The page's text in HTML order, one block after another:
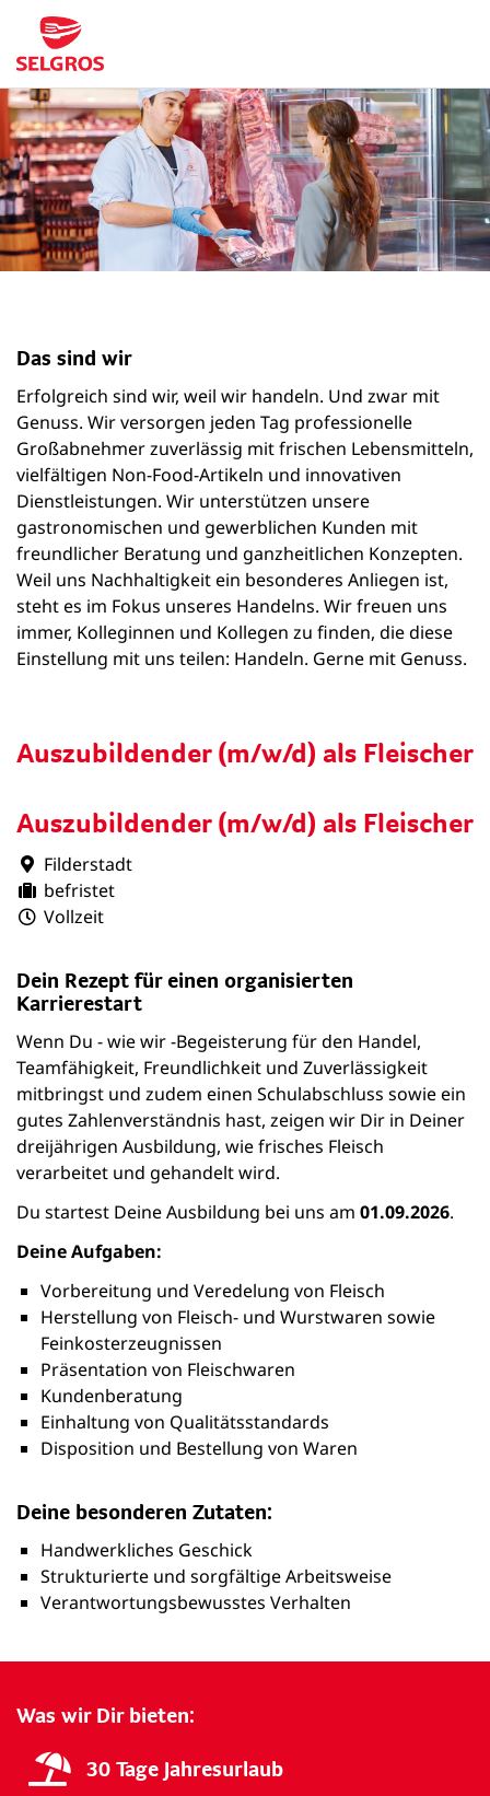
Auszubildender (m/w/d) als Fleischer
Filderstadt
befristet
Vollzeit
Das sind wir
Erfolgreich sind wir, weil wir handeln. Und zwar mit
Genuss. Wir versorgen jeden Tag professionelle
Großabnehmer zuverlässig mit frischen Lebensmitteln,
vielfältigen Non-Food-Artikeln und innovativen
Dienstleistungen. Wir unterstützen unsere
gastronomischen und gewerblichen Kunden mit
freundlicher Beratung und ganzheitlichen Konzepten.
Weil uns Nachhaltigkeit ein besonderes Anliegen ist,
steht es im Fokus unseres Handelns. Wir freuen uns
immer, Kolleginnen und Kollegen zu finden, die diese
Einstellung mit uns teilen: Handeln. Gerne mit Genuss.
Auszubildender (m/w/d) als Fleischer
Dein Rezept für einen organisierten
Karrierestart
Wenn Du - wie wir -Begeisterung für den Handel,
Teamfähigkeit, Freundlichkeit und Zuverlässigkeit
mitbringst und zudem einen Schulabschluss sowie ein
gutes Zahlenverständnis hast, zeigen wir Dir in Deiner
dreijährigen Ausbildung, wie frisches Fleisch
verarbeitet und gehandelt wird.
Du startest Deine Ausbildung bei uns am 01.09.2026.
Deine Aufgaben:
Vorbereitung und Veredelung von Fleisch
Herstellung von Fleisch- und Wurstwaren sowie
Feinkosterzeugnissen
Präsentation von Fleischwaren
Kundenberatung
Einhaltung von Qualitätsstandards
Disposition und Bestellung von Waren
Deine besonderen Zutaten:
Handwerkliches Geschick
Strukturierte und sorgfältige Arbeitsweise
Verantwortungsbewusstes Verhalten
Was wir Dir bieten:
30 Tage Jahresurlaub